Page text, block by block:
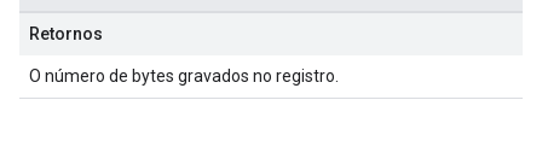
Retornos
O número de bytes gravados no registro.